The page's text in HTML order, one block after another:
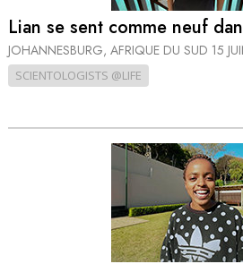
Lian se sent comme neuf
JOHANNESBURG, AFRIQUE DU SUD 15
SCIENTOLOGISTS @LIFE